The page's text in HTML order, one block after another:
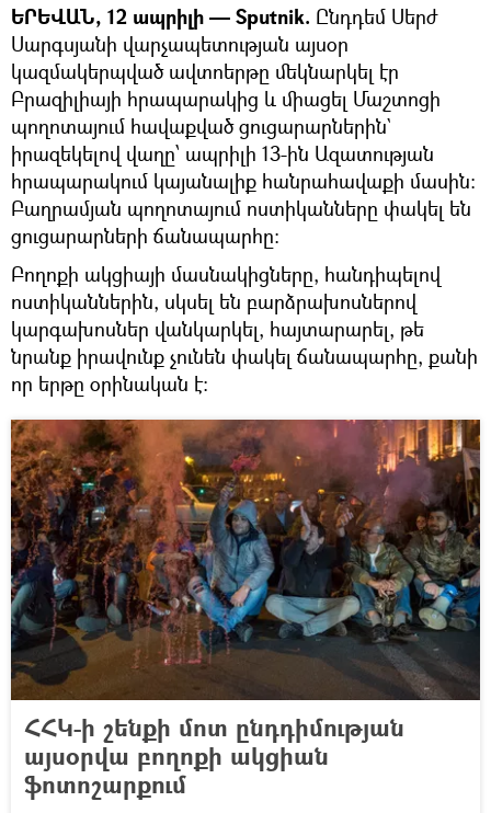
ԵՐԵՎԱՆ, 12 ապրիլի — Sputnik. Ընդդեմ Սերժ
Սարգսյանի վարչապետության այսօր
կազմակերպված ավտոերթը մեկնարկել էր
Բրազիլիայի հրապարակից և միացել Մաշտոցի
պողոտայում հավաքված ցուցարարներին`
իրազեկելով վաղը՝ ապրիլի 13-ին Ազատության
հրապարակում կայանալիք հանրահավաքի մասին։
Բաղրամյան պողոտայում ոստիկանները փակել են
ցուցարարների ճանապարհը։
Բողոքի ակցիայի մասնակիցները, հանդիպելով
ոստիկաններին, սկսել են բարձրախոսներով
կարգախոսներ վանկարկել, հայտարարել, թե
նրանք իրավունք չունեն փակել ճանապարհը, քանի
որ երթը օրինական է։
ՀՀԿ-ի շենքի մոտ ընդդիմության
այսօրվա բողոքի ակցիան
ֆոտոշարքում